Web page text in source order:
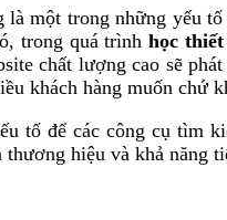
một trong những yếu
trong quá trìnhhọc
chất lượng cao sẽ
khách hàng muốn chứ
tố để các công cụ tìm
hiệu và khả năng